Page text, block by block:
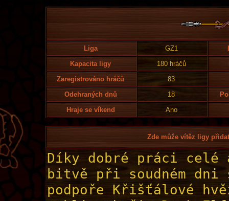
Liga GZ1
Kapacita ligy
180 hráčů
Zaregistrováno hráčů
83
Odehraných dnů
18
Hraje se víkend
Ano
Zde může vítěz ligy